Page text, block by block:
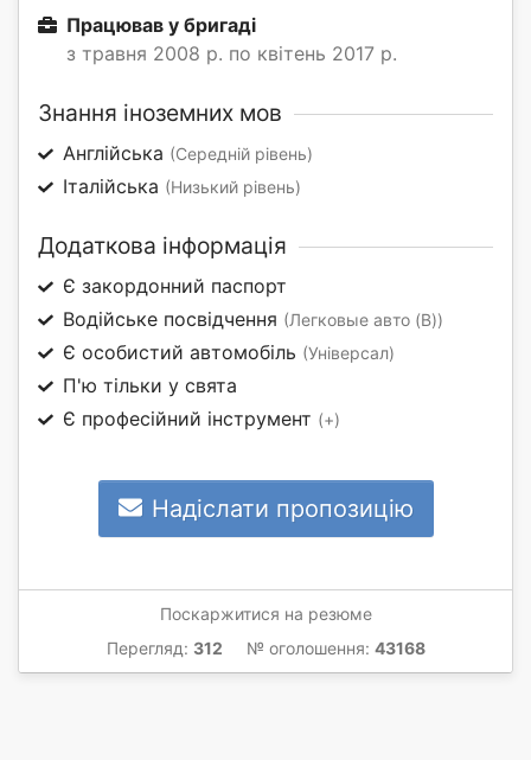
Працював у бригаді
з травня 2008 р. по квітень 2017 р.
Знання іноземних мов
Англійська (Середній рівень)
Італійська (Низький рівень)
Додаткова інформація
Є закордонний паспорт
Водійське посвідчення (Легковые авто (B))
Є особистий автомобіль (Універсал)
П'ю тільки у свята
Є професійний інструмент (+)
Надіслати пропозицію
Поскаржитися на резюме
Перегляд: 312 № оголошення: 43168